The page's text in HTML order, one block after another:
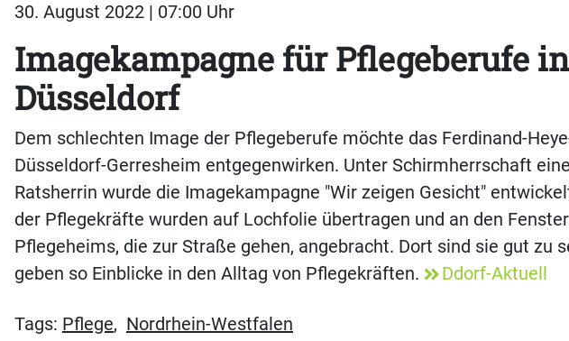
30. August 2022 | 07:00 Uhr
Imagekampagne für Pflegeberufe in
Düsseldorf
Dem schlechten Image der Pflegeberufe möchte das Ferdinand-
Düsseldorf-Gerresheim entgegenwirken. Unter Schirmherrschaft
Ratsherrin wurde die Imagekampagne "Wir zeigen Gesicht"
der Pflegekräfte wurden auf Lochfolie übertragen und an den
Pflegeheims, die zur Straße gehen, angebracht. Dort sind sie gut zu
geben so Einblicke in den Alltag von Pflegekräften.
Ddorf-Aktuell
Tags: Pflege, Nordrhein-Westfalen